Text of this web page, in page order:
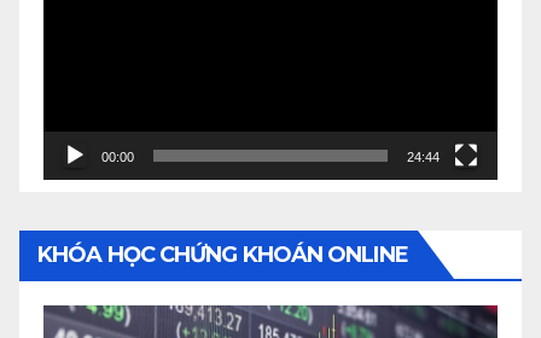
00:00 24:44
KHÓA HỌC CHỨNG KHOÁN ONLINE